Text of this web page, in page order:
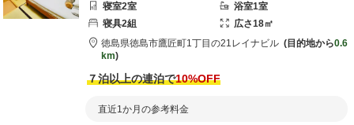
寝室2室 浴室1室
寝具2組 広さ18㎡
徳島県徳島市鷹匠町1丁目の21レイナビル 目的地から0.6
km
７泊以上の連泊で10%OFF
直近1か月の参考料金